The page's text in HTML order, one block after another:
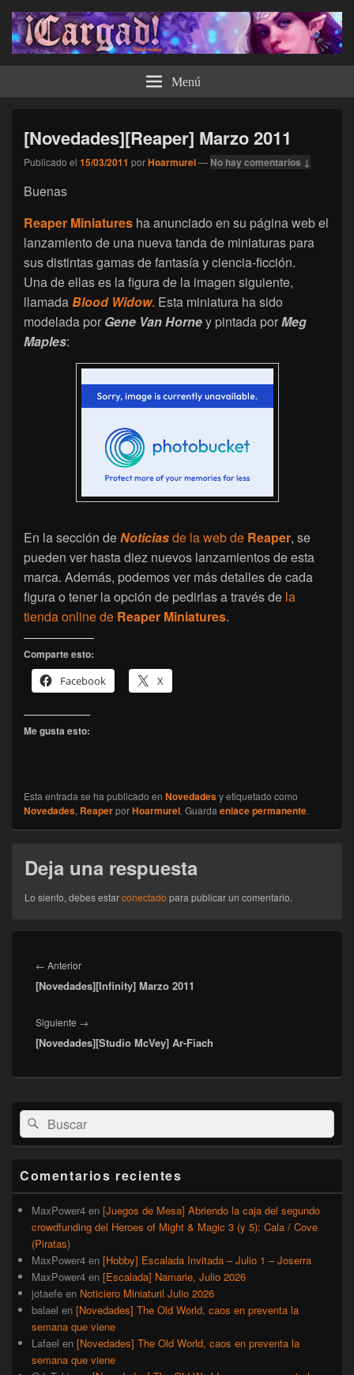
¡Cargad! Menú
[Novedades][Reaper] Marzo 2011
Publicado el 15/03/2011 porHoarmurel— No hay comentarios ↓
Buenas
Reaper Miniatures ha anunciado en su página web el
lanzamiento de una nueva tanda de miniaturas para
sus distintas gamas de fantasía y ciencia-ficción.
Una de ellas es la figura de la imagen siguiente,
llamadaBlood Widow. Esta miniatura ha sido
modelada por Gene Van Horney pintada porMeg
Maples:
En la sección deNoticiasde la web de Reaper, se
pueden ver hasta diez nuevos lanzamientos de esta
marca. Además, podemos ver más detalles de cada
figura o tener la opción de pedirlas a través de la
tienda online de Reaper Miniatures.
Comparte esto:
Facebook
X
Me gusta esto:
Esta entrada se ha publicado en Novedadesy etiquetado como
Novedades, ReaperporHoarmurel. Guarda enlace permanente.
Deja una respuesta
Lo siento, debes estarconectado para publicar un comentario.
de
entradas
← AnteriorEntrada
anterior:
[Novedades][Infinity] Marzo 2011
Siguiente →
siguiente:
[Novedades][Studio McVey] Ar-Fiach
área
de
widget
lateral
primaria
Buscar
por:
Buscar
Comentarios recientes
MaxPower4 en [Juegos de Mesa] Abriendo la caja del segundo
crowdfunding del Heroes of Might & Magic 3 (y 5): Cala / Cove
(Piratas)
MaxPower4 en [Hobby] Escalada Invitada – Julio 1 – Joserra
MaxPower4 en [Escalada] Namarie, Julio 2026
jotaefe en Noticiero Miniaturil Julio 2026
balael en [Novedades] The Old World, caos en preventa la
semana que viene
Lafael en [Novedades] The Old World, caos en preventa la
semana que viene